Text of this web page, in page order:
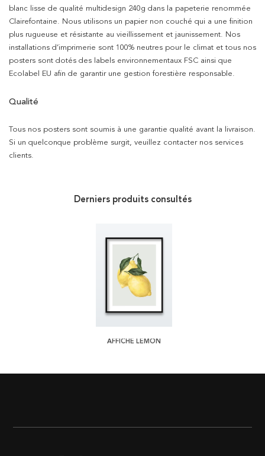
blanc lisse de qualité multidesign 240g dans la papeterie renommée
Clairefontaine. Nous utilisons un papier non couché qui a une finition
plus rugueuse et résistante au vieillissement et jaunissement. Nos
installations d’imprimerie sont 100% neutres pour le climat et tous nos
posters sont dotés des labels environnementaux FSC ainsi que
Ecolabel EU afin de garantir une gestion forestière responsable.
Qualité
Tous nos posters sont soumis à une garantie qualité avant la livraison.
Si un quelconque problème surgit, veuillez contacter nos services
clients.
Derniers produits consultés
AFFICHE LEMON